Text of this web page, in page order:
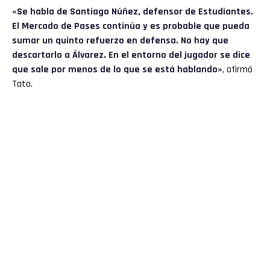
«Se habla de Santiago Núñez, defensor de Estudiantes.
El Mercado de Pases continúa y es probable que pueda
sumar un quinto refuerzo en defensa. No hay que
descartarlo a Álvarez. En el entorno del jugador se dice
que sale por menos de lo que se está hablando», afirmó
Tato.